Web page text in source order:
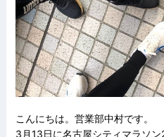
こんにちは。営業部中村です。
3月13日に名古屋シティマラソ